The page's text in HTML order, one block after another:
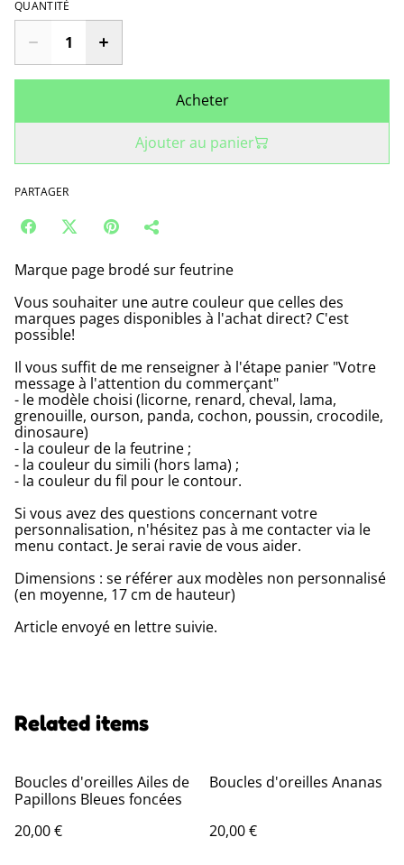
QUANTITÉ
Acheter
Ajouter au panier
PARTAGER
Marque page brodé sur feutrine
Vous souhaiter une autre couleur que celles des
marques pages disponibles à l'achat direct? C'est
possible!
Il vous suffit de me renseigner à l'étape panier "Votre
message à l'attention du commerçant"
- le modèle choisi (licorne, renard, cheval, lama,
grenouille, ourson, panda, cochon, poussin, crocodile,
dinosaure)
- la couleur de la feutrine ;
- la couleur du simili (hors lama) ;
- la couleur du fil pour le contour.
Si vous avez des questions concernant votre
personnalisation, n'hésitez pas à me contacter via le
menu contact. Je serai ravie de vous aider.
Dimensions : se référer aux modèles non personnalisé
(en moyenne, 17 cm de hauteur)
Article envoyé en lettre suivie.
Related items
Boucles d'oreilles Ailes de
Papillons Bleues foncées
20,00 €
Boucles d'oreilles Ananas
20,00 €